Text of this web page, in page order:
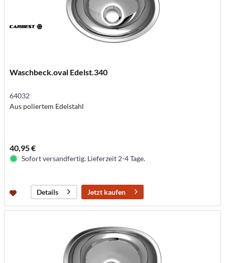
Waschbeck.oval Edelst.340
64032
Aus poliertem Edelstahl
40,95 €
Sofort versandfertig. Lieferzeit 2-4 Tage.
Details Jetzt kaufen